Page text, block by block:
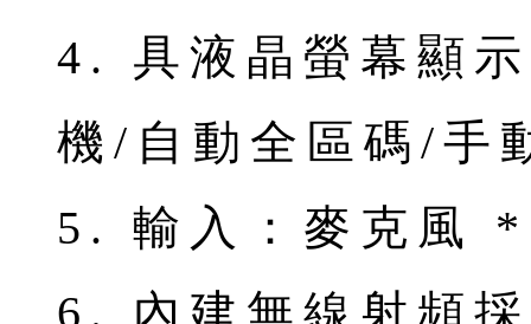
4. 具液晶螢幕顯
機/自動全區碼/手
5. 輸入：麥克風
6. 內建無線射頻